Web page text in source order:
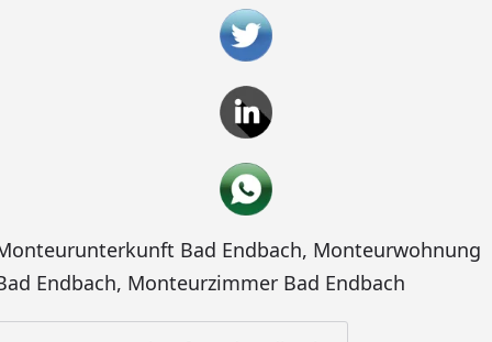
Bad Endbach, Monteurwohnung
Endbach, Monteurzimmer Bad Endbach